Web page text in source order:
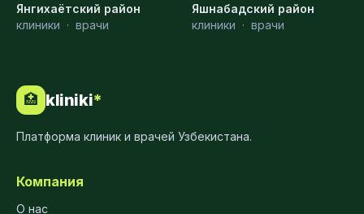
Янгихаётский район
клиники · врачи
Яшнабадский район
клиники · врачи
🏥 kliniki*
Платформа клиник и врачей Узбекистана.
Компания
О нас